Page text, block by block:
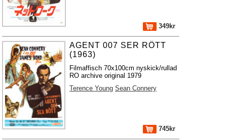
349kr
AGENT 007 SER RÖTT
(1963)
Filmaffisch 70x100cm nyskick/rullad
RO archive original 1979
Terence Young Sean Connery
745kr